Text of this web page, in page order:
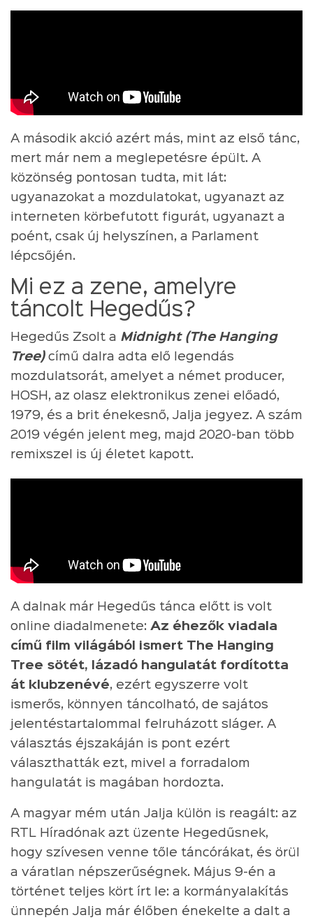
A második akció azért más, mint az első tánc,
mert már nem a meglepetésre épült. A
közönség pontosan tudta, mit lát:
ugyanazokat a mozdulatokat, ugyanazt az
interneten körbefutott figurát, ugyanazt a
poént, csak új helyszínen, a Parlament
lépcsőjén.
Mi ez a zene, amelyre
táncolt Hegedűs?
Hegedűs Zsolt a Midnight (The Hanging
Tree)című dalra adta elő legendás
mozdulatsorát, amelyet a német producer,
HOSH, az olasz elektronikus zenei előadó,
1979, és a brit énekesnő, Jalja jegyez. A szám
2019 végén jelent meg, majd 2020-ban több
remixszel is új életet kapott.
A dalnak már Hegedűs tánca előtt is volt
online diadalmenete: Az éhezők viadala
című film világából ismert The Hanging
Tree sötét, lázadó hangulatát fordította
át klubzenévé, ezért egyszerre volt
ismerős, könnyen táncolható, de sajátos
jelentéstartalommal felruházott sláger. A
választás éjszakáján is pont ezért
választhatták ezt, mivel a forradalom
hangulatát is magában hordozta.
A magyar mém után Jalja külön is reagált: az
RTL Híradónak azt üzente Hegedűsnek,
hogy szívesen venne tőle táncórákat, és örül
a váratlan népszerűségnek. Május 9-én a
történet teljes kört írt le: a kormányalakítás
ünnepén Jalja már élőben énekelte a dalt a